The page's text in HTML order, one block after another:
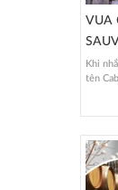
VUA
Khi
tên